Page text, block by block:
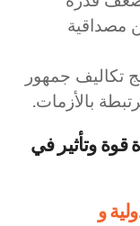
مصداقية
تكاليف جمهور
بالأزمات.
قوة وتأثير في
و